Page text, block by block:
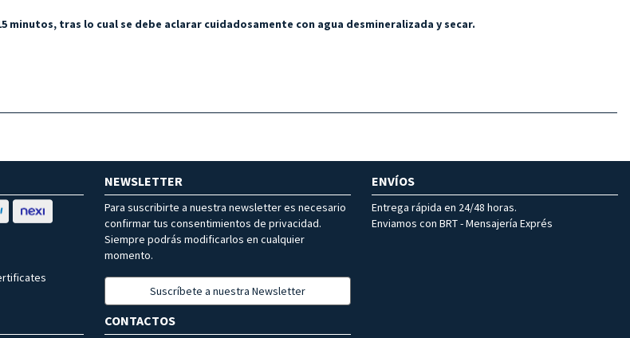
tras lo cual se debe aclarar cuidadosamente con agua desmineralizada y secar.
NEWSLETTER
Para suscribirte a nuestra newsletter es necesario
confirmar tus consentimientos de privacidad.
Siempre podrás modificarlos en cualquier
momento.
Suscríbete a nuestra Newsletter
ENVÍOS
Entrega rápida en 24/48 horas.
Enviamos con BRT - Mensajería Exprés
CONTACTOS